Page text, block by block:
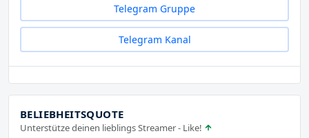
Telegram Gruppe
Telegram Kanal
BELIEBHEITSQUOTE
Unterstütze deinen lieblings Streamer - Like!